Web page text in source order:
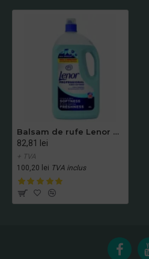
Balsam de rufe Lenor Spring, 4 l
82,81 lei
+ TVA
100,20 lei TVA inclus